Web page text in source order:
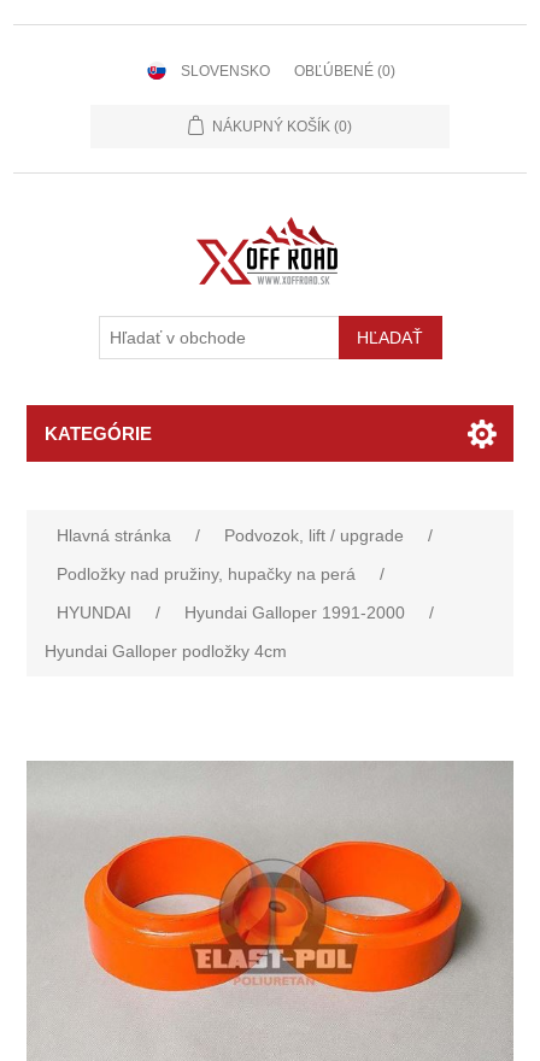
SLOVENSKO OBĽÚBENÉ (0)
NÁKUPNÝ KOŠÍK (0)
KATEGÓRIE
Hlavná stránka / Podvozok, lift / upgrade
/
Podložky nad pružiny, hupačky na perá
/
HYUNDAI
/ Hyundai Galloper 1991-2000
/
Hyundai Galloper podložky 4cm